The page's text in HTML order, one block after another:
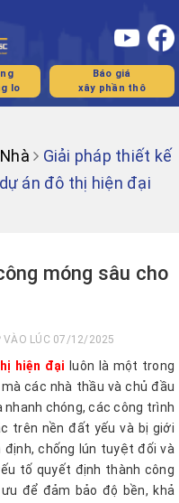
lo
Báo giá
xây phần thô
Giải pháp thiết kế
án đô thị hiện đại
móng sâu cho
VÀO LÚC 07/12/2025
hiện đại luôn là một trong
các nhà thầu và chủ đầu
chóng, các công trình
trên nền đất yếu và bị giới
định, chống lún tuyệt đối và
tố quyết định thành công
để đảm bảo độ bền, khả